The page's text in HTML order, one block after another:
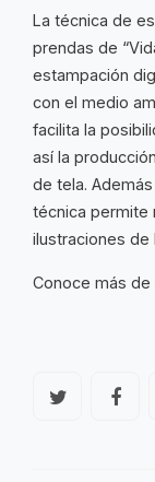
La técnica de
prendas de
estampación
con el medio
facilita la
así la
de tela.
técnica permite
ilustraciones de
Conoce más de